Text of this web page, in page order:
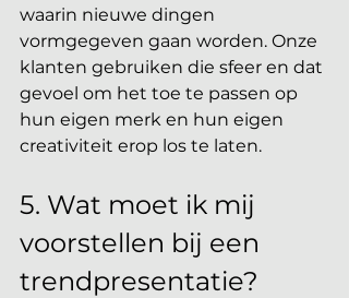
waarin nieuwe dingen
vormgegeven gaan worden. Onze
klanten gebruiken die sfeer en dat
gevoel om het toe te passen op
hun eigen merk en hun eigen
creativiteit erop los te laten.
5. Wat moet ik mij
voorstellen bij een
trendpresentatie?